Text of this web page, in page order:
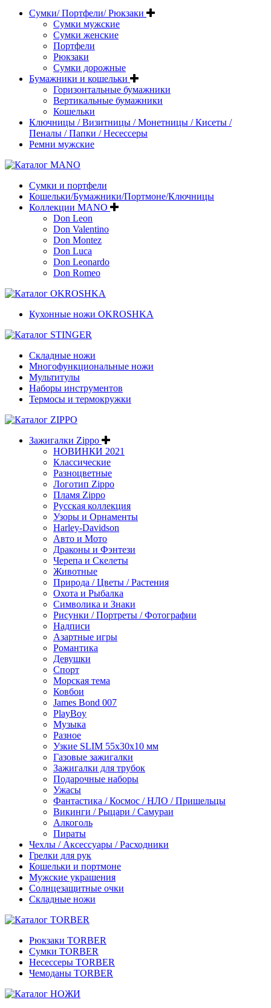
Сумки/ Портфели/ Рюкзаки
Сумки мужские
Сумки женские
Портфели
Рюкзаки
Сумки дорожные
Бумажники и кошельки
Горизонтальные бумажники
Вертикальные бумажники
Кошельки
Ключницы / Визитницы / Монетницы / Кисеты /
Пеналы / Папки / Несессеры
Ремни мужские
Сумки и портфели
Кошельки/Бумажники/Портмоне/Ключницы
Коллекции MANO
Don Leon
Don Valentino
Don Montez
Don Luca
Don Leonardo
Don Romeo
Кухонные ножи OKROSHKA
Складные ножи
Многофункциональные ножи
Мультитулы
Наборы инструментов
Термосы и термокружки
Зажигалки Zippo
НОВИНКИ 2021
Классические
Разноцветные
Логотип Zippo
Пламя Zippo
Русская коллекция
Узоры и Орнаменты
Harley-Davidson
Авто и Мото
Драконы и Фэнтези
Черепа и Скелеты
Животные
Природа / Цветы / Растения
Охота и Рыбалка
Символика и Знаки
Рисунки / Портреты / Фотографии
Надписи
Азартные игры
Романтика
Девушки
Спорт
Морская тема
Ковбои
James Bond 007
PlayBoy
Музыка
Разное
Узкие SLIM 55x30x10 мм
Газовые зажигалки
Зажигалки для трубок
Подарочные наборы
Ужасы
Фантастика / Космос / НЛО / Пришельцы
Викинги / Рыцари / Самураи
Алкоголь
Пираты
Чехлы / Аксессуары / Расходники
Грелки для рук
Кошельки и портмоне
Мужские украшения
Солнцезащитные очки
Складные ножи
Рюкзаки TORBER
Сумки TORBER
Несессеры TORBER
Чемоданы TORBER